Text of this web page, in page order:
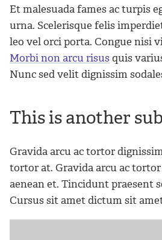
Et malesuada fames ac turpis
urna. Scelerisque felis
leo vel orci porta. Congue nisi
Morbi non arcu risusquis
Nunc sed velit dignissim
This is another
Gravida arcu ac tortor
tortor at. Gravida arcu ac
aenean et. Tincidunt praesent
Cursus sit amet dictum sit